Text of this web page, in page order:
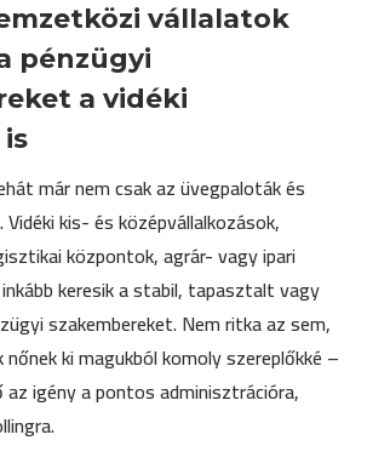
vállalatok
pénzügyi
a vidéki
már nem csak az üvegpaloták és
Vidéki kis- és középvállalkozások,
központok, agrár- vagy ipari
keresik a stabil, tapasztalt vagy
szakembereket. Nem ritka az sem,
ki magukból komoly szereplőkké –
igény a pontos adminisztrációra,